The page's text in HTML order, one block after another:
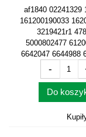
af1840 02241329
161200190033
3219421r1
5000802477
6642047 6644988
-
Do